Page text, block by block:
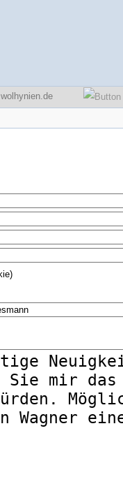
wolhynien.de